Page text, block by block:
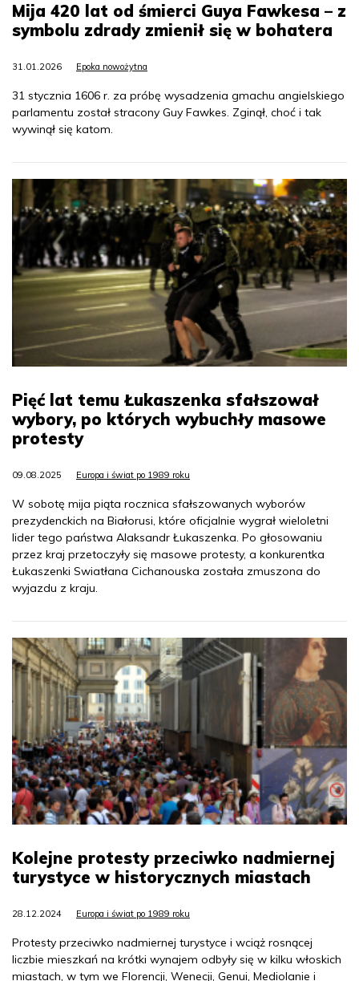
Mija 420 lat od śmierci Guya Fawkesa – z
symbolu zdrady zmienił się w bohatera
31.01.2026 Epoka nowożytna
31 stycznia 1606 r. za próbę wysadzenia gmachu angielskiego
parlamentu został stracony Guy Fawkes. Zginął, choć i tak
wywinął się katom.
Pięć lat temu Łukaszenka sfałszował
wybory, po których wybuchły masowe
protesty
09.08.2025 Europa i świat po 1989 roku
W sobotę mija piąta rocznica sfałszowanych wyborów
prezydenckich na Białorusi, które oficjalnie wygrał wieloletni
lider tego państwa Alaksandr Łukaszenka. Po głosowaniu
przez kraj przetoczyły się masowe protesty, a konkurentka
Łukaszenki Swiatłana Cichanouska została zmuszona do
wyjazdu z kraju.
Kolejne protesty przeciwko nadmiernej
turystyce w historycznych miastach
28.12.2024 Europa i świat po 1989 roku
Protesty przeciwko nadmiernej turystyce i wciąż rosnącej
liczbie mieszkań na krótki wynajem odbyły się w kilku włoskich
miastach, w tym we Florencji, Wenecji, Genui, Mediolanie i